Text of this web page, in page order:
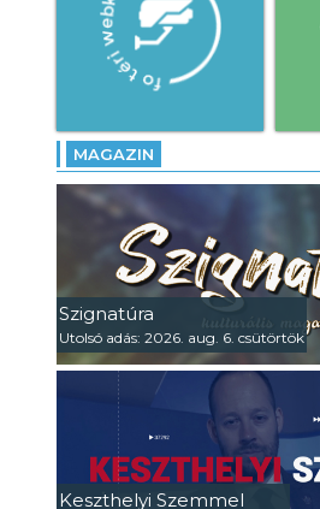
MAGAZIN
Szignatúra
Utolsó adás: 2026. aug. 6. csütörtök
Keszthelyi Szemmel